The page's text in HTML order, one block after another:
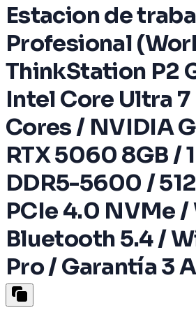
Estacion de
Profesional
ThinkStation P2
Intel Core Ultra
Cores / NVIDIA
RTX 5060 8GB /
DDR5-5600 /
PCIe 4.0 NVMe /
Bluetooth 5.4 /
Pro / Garantía 3